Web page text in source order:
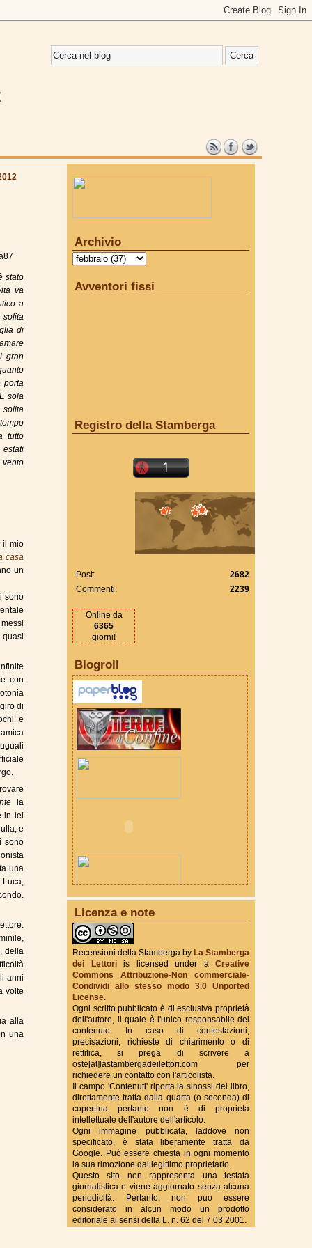
stato
va
a
solita
di
gran
porta
sola
tutto
estati
vento
il mio
casa
un
sono
con
di
e
la
in lei
e
sono
una
della
anni
volte
alla
una
Archivio
Avventori fissi
Registro della Stamberga
Post:
2682
Commenti:
2239
Online da
6365
giorni!
Blogroll
True Fantasy Italy
Licenza e note
Recensioni della Stamberga by La Stamberga
dei Lettoriis licensed under a Creative
Commons Attribuzione-Non commerciale-
Condividi allo stesso modo 3.0 Unported
License.
Ogni scritto pubblicato è di esclusiva proprietà
dell'autore, il quale è l'unico responsabile del
contenuto. In caso di contestazioni,
precisazioni, richieste di chiarimento o di
rettifica, si prega di scrivere a
oste[at]lastambergadeilettori.com per
richiedere un contatto con l'articolista.
Il campo 'Contenuti' riporta la sinossi del libro,
direttamente tratta dalla quarta (o seconda) di
copertina pertanto non è di proprietà
intellettuale dell'autore dell'articolo.
Ogni immagine pubblicata, laddove non
specificato, è stata liberamente tratta da
Google. Può essere chiesta in ogni momento
la sua rimozione dal legittimo proprietario.
Questo sito non rappresenta una testata
giornalistica e viene aggiornato senza alcuna
periodicità. Pertanto, non può essere
considerato in alcun modo un prodotto
editoriale ai sensi della L. n. 62 del 7.03.2001.